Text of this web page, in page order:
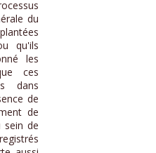
du
qu'ils
les
ces
dans
de
de
sein de